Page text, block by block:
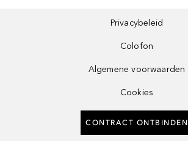
Privacybeleid
Colofon
Algemene voorwaarden
Cookies
CONTRACT ONTBINDEN